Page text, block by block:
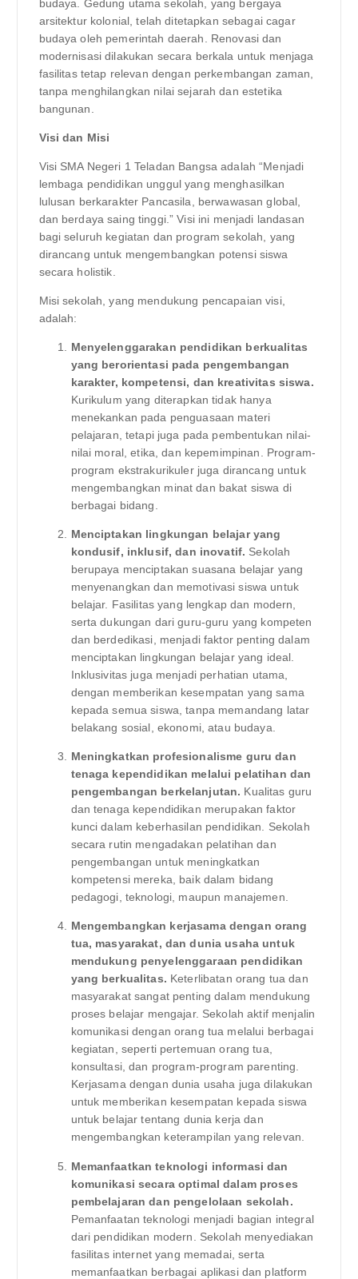
budaya. Gedung utama sekolah, yang bergaya
arsitektur kolonial, telah ditetapkan sebagai cagar
budaya oleh pemerintah daerah. Renovasi dan
modernisasi dilakukan secara berkala untuk menjaga
fasilitas tetap relevan dengan perkembangan zaman,
tanpa menghilangkan nilai sejarah dan estetika
bangunan.
Visi dan Misi
Visi SMA Negeri 1 Teladan Bangsa adalah “Menjadi
lembaga pendidikan unggul yang menghasilkan
lulusan berkarakter Pancasila, berwawasan global,
dan berdaya saing tinggi.” Visi ini menjadi landasan
bagi seluruh kegiatan dan program sekolah, yang
dirancang untuk mengembangkan potensi siswa
secara holistik.
Misi sekolah, yang mendukung pencapaian visi,
adalah:
Menyelenggarakan pendidikan berkualitas
yang berorientasi pada pengembangan
karakter, kompetensi, dan kreativitas siswa.
Kurikulum yang diterapkan tidak hanya
menekankan pada penguasaan materi
pelajaran, tetapi juga pada pembentukan nilai-
nilai moral, etika, dan kepemimpinan. Program-
program ekstrakurikuler juga dirancang untuk
mengembangkan minat dan bakat siswa di
berbagai bidang.
Menciptakan lingkungan belajar yang
kondusif, inklusif, dan inovatif. Sekolah
berupaya menciptakan suasana belajar yang
menyenangkan dan memotivasi siswa untuk
belajar. Fasilitas yang lengkap dan modern,
serta dukungan dari guru-guru yang kompeten
dan berdedikasi, menjadi faktor penting dalam
menciptakan lingkungan belajar yang ideal.
Inklusivitas juga menjadi perhatian utama,
dengan memberikan kesempatan yang sama
kepada semua siswa, tanpa memandang latar
belakang sosial, ekonomi, atau budaya.
Meningkatkan profesionalisme guru dan
tenaga kependidikan melalui pelatihan dan
pengembangan berkelanjutan. Kualitas guru
dan tenaga kependidikan merupakan faktor
kunci dalam keberhasilan pendidikan. Sekolah
secara rutin mengadakan pelatihan dan
pengembangan untuk meningkatkan
kompetensi mereka, baik dalam bidang
pedagogi, teknologi, maupun manajemen.
Mengembangkan kerjasama dengan orang
tua, masyarakat, dan dunia usaha untuk
mendukung penyelenggaraan pendidikan
yang berkualitas. Keterlibatan orang tua dan
masyarakat sangat penting dalam mendukung
proses belajar mengajar. Sekolah aktif menjalin
komunikasi dengan orang tua melalui berbagai
kegiatan, seperti pertemuan orang tua,
konsultasi, dan program-program parenting.
Kerjasama dengan dunia usaha juga dilakukan
untuk memberikan kesempatan kepada siswa
untuk belajar tentang dunia kerja dan
mengembangkan keterampilan yang relevan.
Memanfaatkan teknologi informasi dan
komunikasi secara optimal dalam proses
pembelajaran dan pengelolaan sekolah.
Pemanfaatan teknologi menjadi bagian integral
dari pendidikan modern. Sekolah menyediakan
fasilitas internet yang memadai, serta
memanfaatkan berbagai aplikasi dan platform